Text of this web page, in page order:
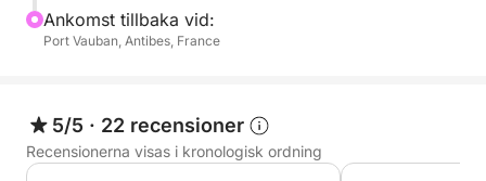
👤 - Två personer; ett tillägg på 30 € per ytterligare
person tillkommer.
Cap d'Antibes. För alla andra destinationer
tillkommer ett bränsletillägg.
Ankomst tillbaka vid:
Port Vauban, Antibes, France
5/5 · 22 recensioner
Recensionerna visas i kronologisk ordning